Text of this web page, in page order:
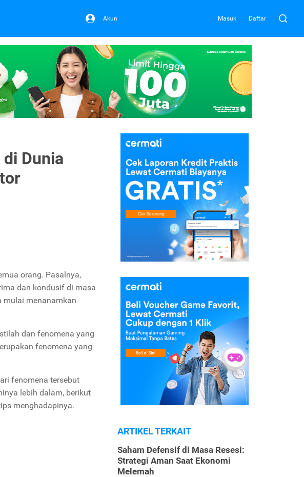
Akun Masuk Daftar
Dunia
orang. Pasalnya,
dan kondusif di masa
mulai menanamkan
dan fenomena yang
fenomena yang
fenomena tersebut
lebih dalam, berikut
menghadapinya.
ARTIKEL TERKAIT
Saham Defensif di Masa Resesi:
Strategi Aman Saat Ekonomi
Melemah